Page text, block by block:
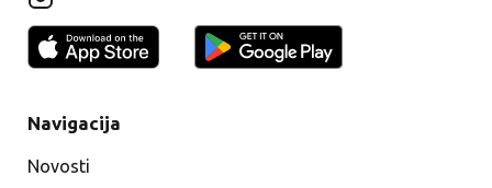
Navigacija
Novosti